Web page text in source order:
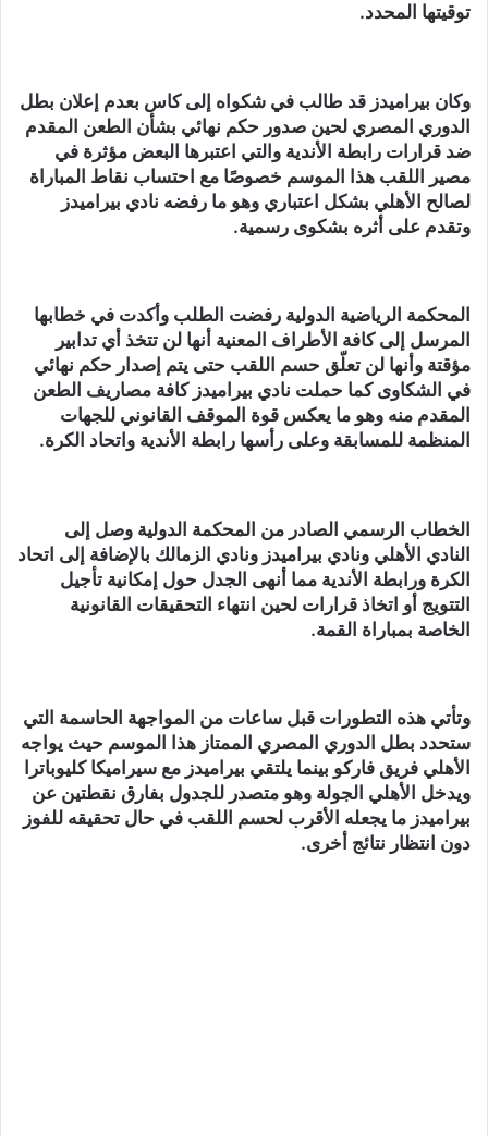
توقيتها المحدد.
وكان بيراميدز قد طالب في شكواه إلى كاس بعدم إعلان بطل
الدوري المصري لحين صدور حكم نهائي بشأن الطعن المقدم
ضد قرارات رابطة الأندية والتي اعتبرها البعض مؤثرة في
مصير اللقب هذا الموسم خصوصًا مع احتساب نقاط المباراة
لصالح الأهلي بشكل اعتباري وهو ما رفضه نادي بيراميدز
وتقدم على أثره بشكوى رسمية.
المحكمة الرياضية الدولية رفضت الطلب وأكدت في خطابها
المرسل إلى كافة الأطراف المعنية أنها لن تتخذ أي تدابير
مؤقتة وأنها لن تعلّق حسم اللقب حتى يتم إصدار حكم نهائي
في الشكاوى كما حملت نادي بيراميدز كافة مصاريف الطعن
المقدم منه وهو ما يعكس قوة الموقف القانوني للجهات
المنظمة للمسابقة وعلى رأسها رابطة الأندية واتحاد الكرة.
الخطاب الرسمي الصادر من المحكمة الدولية وصل إلى
النادي الأهلي ونادي بيراميدز ونادي الزمالك بالإضافة إلى اتحاد
الكرة ورابطة الأندية مما أنهى الجدل حول إمكانية تأجيل
التتويج أو اتخاذ قرارات لحين انتهاء التحقيقات القانونية
الخاصة بمباراة القمة.
وتأتي هذه التطورات قبل ساعات من المواجهة الحاسمة التي
ستحدد بطل الدوري المصري الممتاز هذا الموسم حيث يواجه
الأهلي فريق فاركو بينما يلتقي بيراميدز مع سيراميكا كليوباترا
ويدخل الأهلي الجولة وهو متصدر للجدول بفارق نقطتين عن
بيراميدز ما يجعله الأقرب لحسم اللقب في حال تحقيقه للفوز
دون انتظار نتائج أخرى.